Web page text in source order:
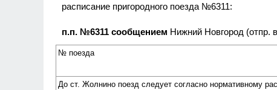
расписание пригородного поезда №6311:
п.п. №6311 сообщением Нижний Новгород (отпр.
№ поезда
До ст. Жолнино поезд следует согласно нормативному